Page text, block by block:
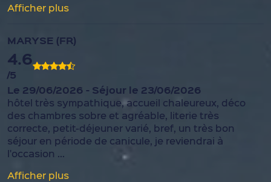
Afficher plus
MARYSE (FR)
4.6
/5
Le 29/06/2026 - Séjour le 23/06/2026
hôtel très sympathique, accueil chaleureux, déco
des chambres sobre et agréable, literie très
correcte, petit-déjeuner varié, bref, un très bon
séjour en période de canicule, je reviendrai à
l'occasion ...
Afficher plus